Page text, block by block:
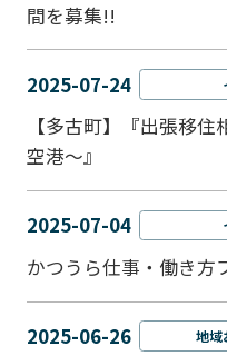
間を募集!!
2025-07-24
【多古町】『出張移
空港～』
2025-07-04
かつうら仕事・働き方
2025-06-26 地域